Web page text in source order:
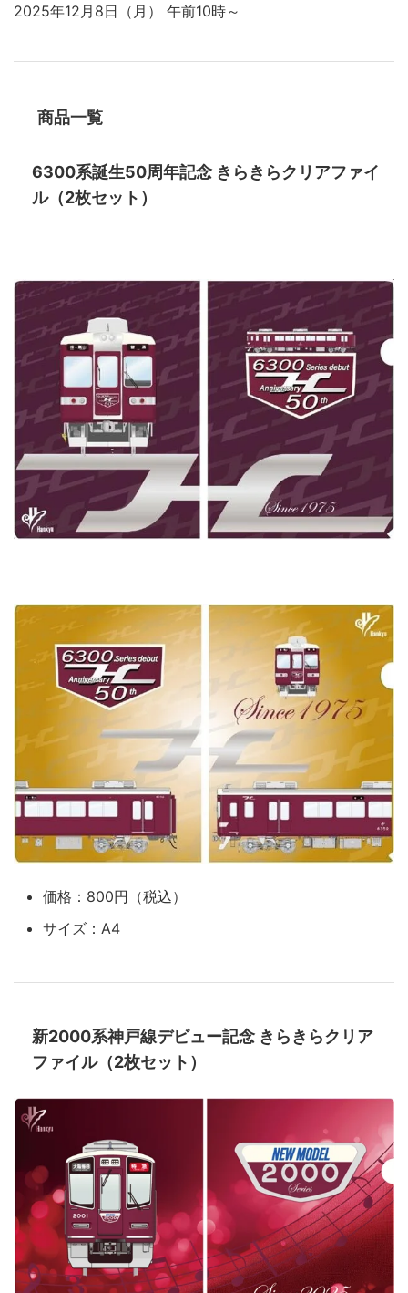
2025年12月8日（月） 午前10時～
商品一覧
6300系誕生50周年記念 きらきらクリアファイ
ル（2枚セット）
価格：800円（税込）
サイズ：A4
新2000系神戸線デビュー記念 きらきらクリア
ファイル（2枚セット）